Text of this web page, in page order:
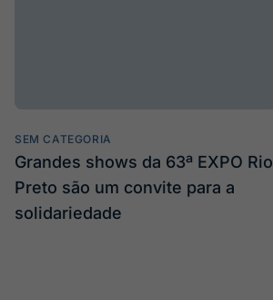
SEM CATEGORIA
Grandes shows da 63ª EXPO Rio
Preto são um convite para a
solidariedade